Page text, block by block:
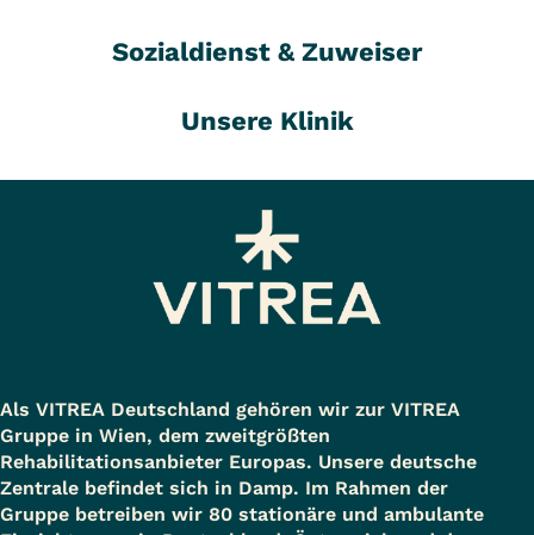
Sozialdienst & Zuweiser
Unsere Klinik
Als VITREA Deutschland gehören wir zur VITREA
Gruppe in Wien, dem zweitgrößten
Rehabilitationsanbieter Europas. Unsere deutsche
Zentrale befindet sich in Damp. Im Rahmen der
Gruppe betreiben wir 80 stationäre und ambulante